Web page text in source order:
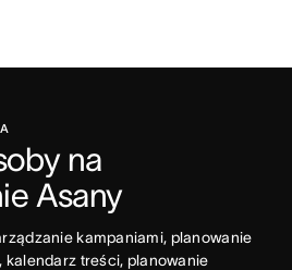
na
Asany
kampaniami, planowanie
treści, planowanie